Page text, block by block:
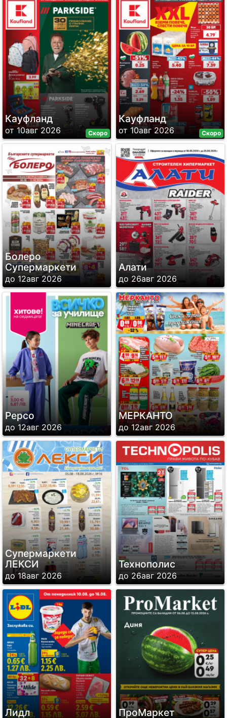
Скоро
Кауфланд
от 10авг 2026 Скоро
Кауфланд
от 10авг 2026
Болеро
Супермаркети
до 12авг 2026
Алати
до 26авг 2026
Pepco
до 12авг 2026
МЕРКАНТО
до 12авг 2026
Супермаркети
ЛЕКСИ
до 18авг 2026
Технополис
до 26авг 2026
Лидл ПроМаркет